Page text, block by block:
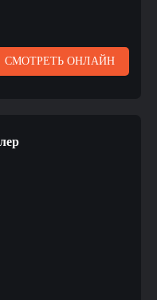
СМОТРЕТЬ ОНЛАЙН